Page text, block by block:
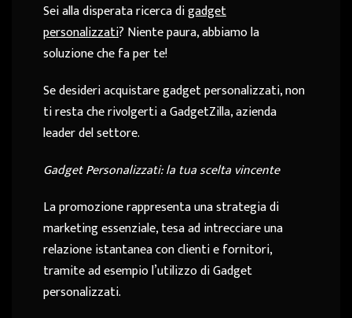
Sei alla disperata ricerca digadget
personalizzati? Niente paura, abbiamo la
soluzione che fa per te!
Se desideri acquistare gadget personalizzati, non
ti resta che rivolgerti a GadgetZilla, azienda
leader del settore.
Gadget Personalizzati: la tua scelta vincente
La promozione rappresenta una strategia di
marketing essenziale, tesa ad intrecciare una
relazione istantanea con clienti e fornitori,
tramite ad esempio l’utilizzo di Gadget
personalizzati.